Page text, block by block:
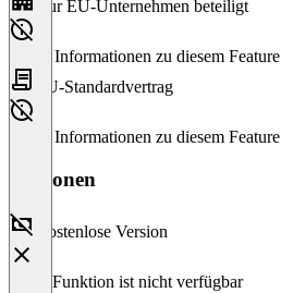
Nur EU-Unternehmen beteiligt
Keine Informationen zu diesem Feature
EU-Standardvertrag
Keine Informationen zu diesem Feature
Versionen
Kostenlose Version
Diese Funktion ist nicht verfügbar